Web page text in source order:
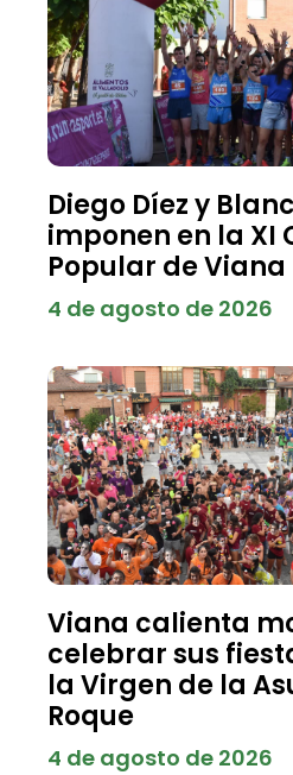
Diego Díez y
imponen en la XI
Popular de Viana
4 de agosto de 2026
Viana calienta
celebrar sus
la Virgen de la
Roque
4 de agosto de 2026